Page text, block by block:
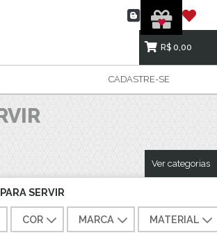
R$ 0,00
CADASTRE-SE
Ver categorias
PARA SERVIR
COR MARCA MATERIAL